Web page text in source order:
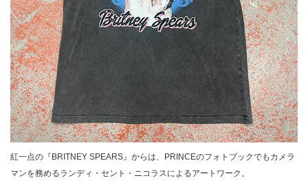
紅一点の『BRITNEY SPEARS』からは、PRINCEのフォトブックでもカメラ
マンを務めるランディ・セント・ニコラスによるアートワーク。